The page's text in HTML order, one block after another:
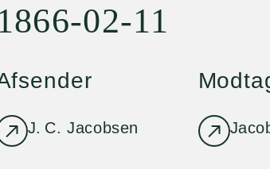
02-11
J. C. Jacobsen